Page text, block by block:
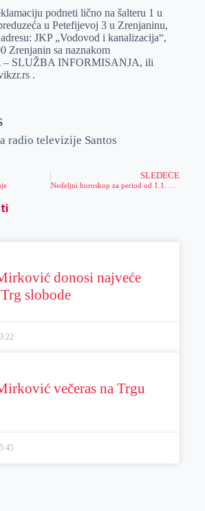
podneti lično nа šаlteru 1 u
u Petefijevoj 3 u Zrenjаninu,
JKP „Vodovod i kаnаlizаcijа“,
Zrenjаnin sа nаznаkom
SLUŽBA INFORMISANJA, ili
.
radio televizije Santos
SLEDEĆE
donosi najveće
slobode
večeras na Trgu